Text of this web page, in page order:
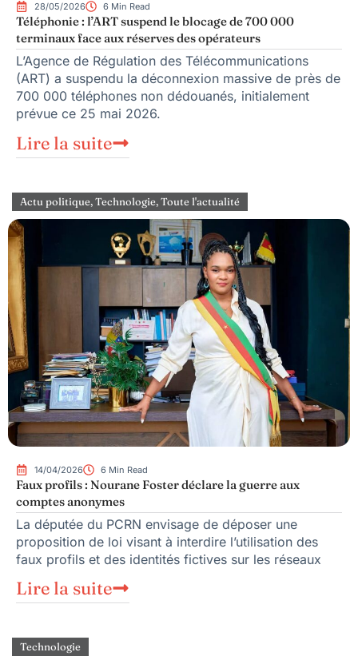
28/05/2026 6 Min Read
Téléphonie : l’ART suspend le blocage de 700 000
terminaux face aux réserves des opérateurs
L’Agence de Régulation des Télécommunications
(ART) a suspendu la déconnexion massive de près de
700 000 téléphones non dédouanés, initialement
prévue ce 25 mai 2026.
Lire la suite
Actu politique,Technologie,Toute l'actualité
14/04/2026 6 Min Read
Faux profils : Nourane Foster déclare la guerre aux
comptes anonymes
La députée du PCRN envisage de déposer une
proposition de loi visant à interdire l’utilisation des
faux profils et des identités fictives sur les réseaux
Lire la suite
Technologie